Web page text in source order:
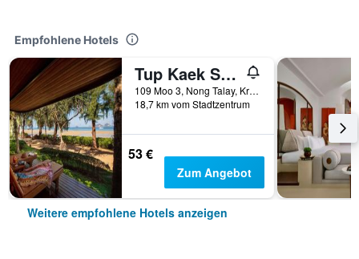
Empfohlene Hotels
Tup Kaek Sunset Beach Resort
109 Moo 3, Nong Talay, Krabi, Thailand
18,7 km vom Stadtzentrum
53 €
Zum Angebot
Weitere empfohlene Hotels anzeigen